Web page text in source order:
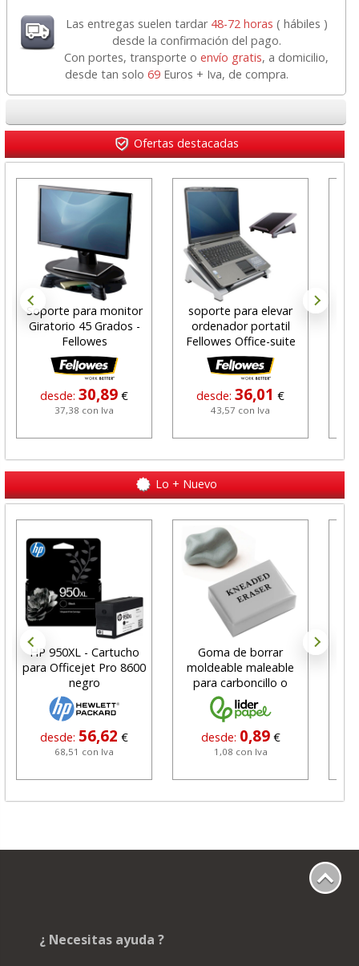
Las entregas suelen tardar 48-72 horas ( hábiles )
desde la confirmación del pago.
Con portes, transporte oenvío gratis, a domicilio,
desde tan solo 69Euros + Iva, de compra.
Ofertas destacadas
Soporte para monitor
Giratorio 45 Grados -
Fellowes
desde:30,89 €
37,38 con Iva
soporte para elevar
ordenador portatil
Fellowes Office-suite
desde:36,01 €
43,57 con Iva
Lo + Nuevo
HP 950XL - Cartucho
para Officejet Pro 8600
negro
desde: 56,62 €
68,51 con Iva
Goma de borrar
moldeable maleable
para carboncillo o
grafito
desde: 0,89 €
1,08 con Iva
¿ Necesitas ayuda ?